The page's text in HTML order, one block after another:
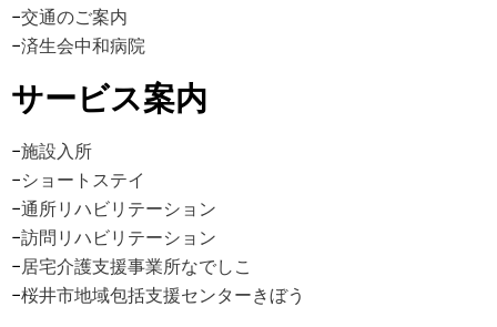
−交通のご案内
−済生会中和病院
サービス案内
−施設入所
−ショートステイ
−通所リハビリテーション
−訪問リハビリテーション
−居宅介護支援事業所なでしこ
−桜井市地域包括支援センターきぼう